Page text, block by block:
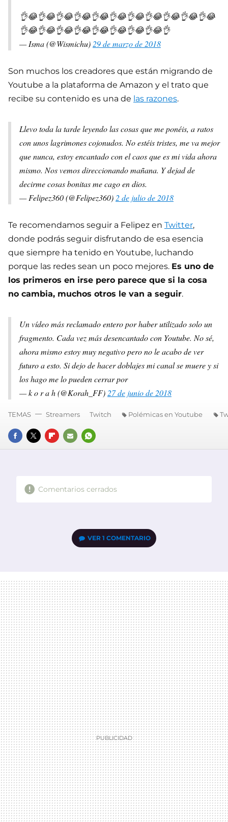
👌😂👌😂👌😂👌😂👌😂👌😂👌😂👌😂👌😂👌😂👌😂
👌😂👌😂👌😂👌😂👌😂👌😂👌😂👌😂👌
— Isma (@Wismichu) 29 de marzo de 2018
Son muchos los creadores que están migrando de
Youtube a la plataforma de Amazon y el trato que
recibe su contenido es una de las razones.
Llevo toda la tarde leyendo las cosas que me ponéis, a ratos
con unos lagrimones cojonudos. No estéis tristes, me va mejor
que nunca, estoy encantado con el caos que es mi vida ahora
mismo. Nos vemos direccionando mañana. Y dejad de
decirme cosas bonitas me cago en dios.
— Felipez360 (@Felipez360) 2 de julio de 2018
Te recomendamos seguir a Felipez en Twitter,
donde podrás seguir disfrutando de esa esencia
que siempre ha tenido en Youtube, luchando
porque las redes sean un poco mejores. Es uno de
los primeros en irse pero parece que si la cosa
no cambia, muchos otros le van a seguir.
Un vídeo más reclamado entero por haber utilizado solo un
fragmento. Cada vez más desencantado con Youtube. No sé,
ahora mismo estoy muy negativo pero no le acabo de ver
futuro a esto. Si dejo de hacer doblajes mi canal se muere y si
los hago me lo pueden cerrar por
— k o r a h (@Korah_FF) 27 de junio de 2018
FACEBOOK
TWITTERFLIPBOARD
E-
WHATSAPP
TEMAS Streamers Twitch Polémicas en Youtube
Comentarios cerrados
VER1 COMENTARIO